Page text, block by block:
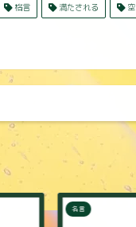
格言 満たされる 空
名言